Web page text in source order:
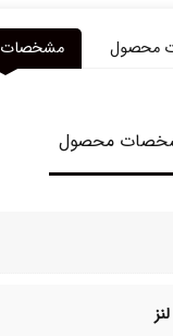
محصول مشخصات محصول
محصول